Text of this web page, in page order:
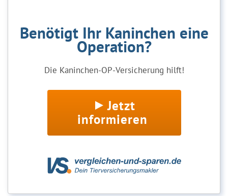
Benötigt Ihr Kaninchen eine
Operation?
Die Kaninchen-OP-Versicherung hilft!
Jetzt
informieren